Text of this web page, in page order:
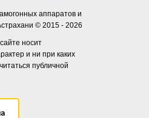
аппаратов и
© 2015 - 2026
носит
и ни при каких
публичной